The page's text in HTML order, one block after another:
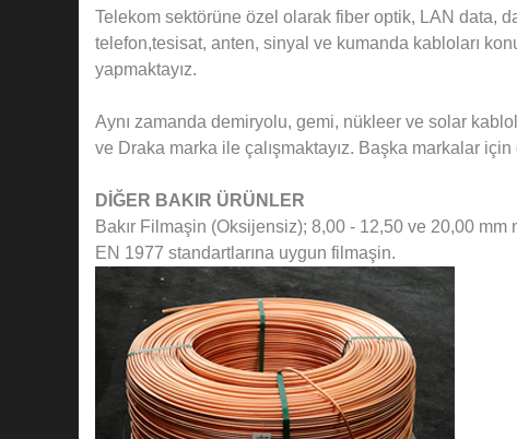
Telekom sektörüne özel olarak fiber optik, LAN data,
telefon,tesisat, anten, sinyal ve kumanda kabloları
yapmaktayız.
Aynı zamanda demiryolu, gemi, nükleer ve solar
ve Draka marka ile çalışmaktayız. Başka markalar
DİĞER BAKIR ÜRÜNLER
Bakır Filmaşin (Oksijensiz); 8,00 - 12,50 ve 20,00
EN 1977 standartlarına uygun filmaşin.